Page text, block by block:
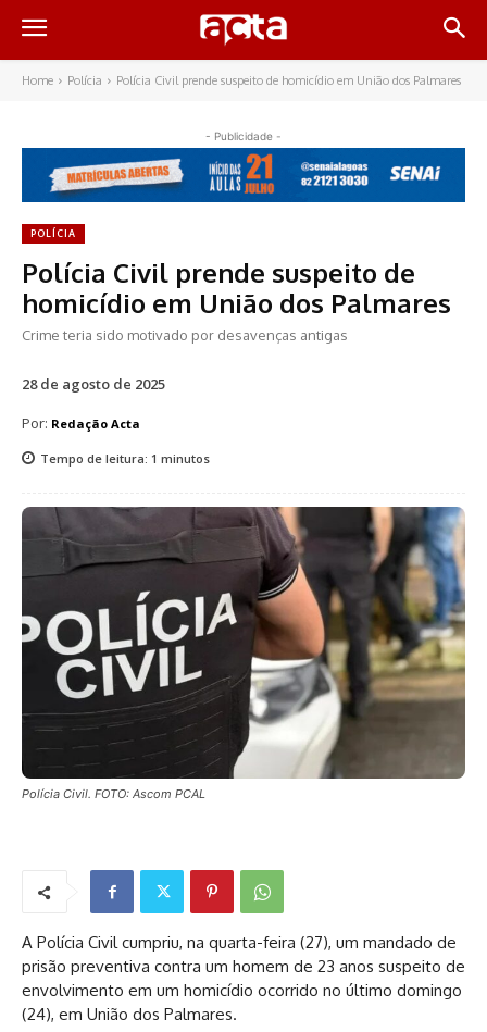
Home Polícia Polícia Civil prende suspeito de homicídio em União dos Palmares
- Publicidade -
POLÍCIA
Polícia Civil prende suspeito de
homicídio em União dos Palmares
Crime teria sido motivado por desavenças antigas
28 de agosto de 2025
Por: Redação Acta
Tempo de leitura: 1 minutos
Polícia Civil. FOTO: Ascom PCAL
A Polícia Civil cumpriu, na quarta-feira (27), um mandado de
prisão preventiva contra um homem de 23 anos suspeito de
envolvimento em um homicídio ocorrido no último domingo
(24), em União dos Palmares.